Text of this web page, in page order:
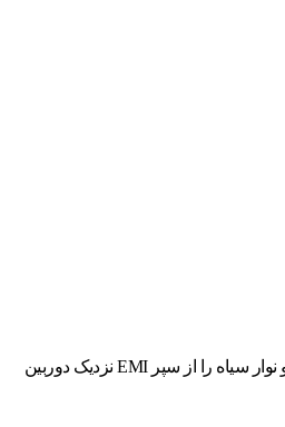
از اسپیکر نایلونی استفاده کنید و نوار سیاه را از سپر EMI نزدیک دوربین